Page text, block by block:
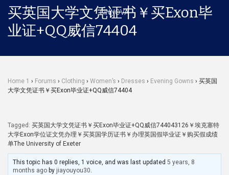
买英国大学文凭证书￥买Exon毕
业证+QQ威信74404
Home 1 › Forums › Clothing › Women’s › Dresses › Evening Gowns › 买英国
大学文凭证书￥买Exon毕业证+QQ威信74404
Tagged: 买英国大学文凭证书￥买Exon毕业证+QQ威信744043126￥埃克塞特
大学Exon学位证文凭办理￥买英国学历证书￥办理英国假毕业证￥购买假成绩
单The University of Exeter
This topic has 0 replies, 1 voice, and was last updated5 years, 8
months ago by jiayouyou30.